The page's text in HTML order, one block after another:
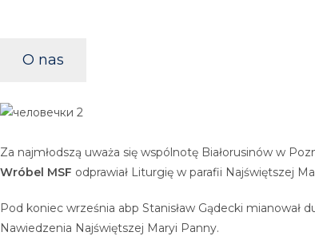
O nas
Za najmłodszą uważa się wspólnotę Białorusinów w
Wróbel MSF odprawiał Liturgię w parafii Najświętszej
Pod koniec września abp Stanisław Gądecki mianował
Nawiedzenia Najświętszej Maryi Panny.